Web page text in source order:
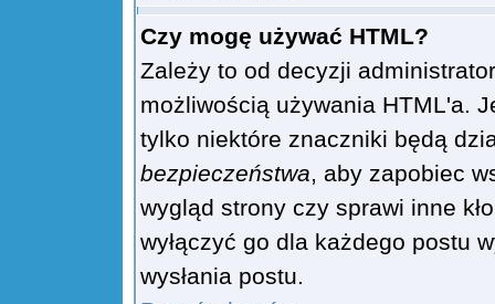
Czy mogę używać HTML?
Zależy to od decyzji
możliwością używania HTML'a.
tylko niektóre znaczniki będą
bezpieczeństwa, aby zapobiec
wygląd strony czy sprawi inne
wyłączyć go dla każdego postu
wysłania postu.